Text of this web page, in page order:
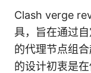
Clash verge
具，旨在通过
的代理节点组
的设计初衷是